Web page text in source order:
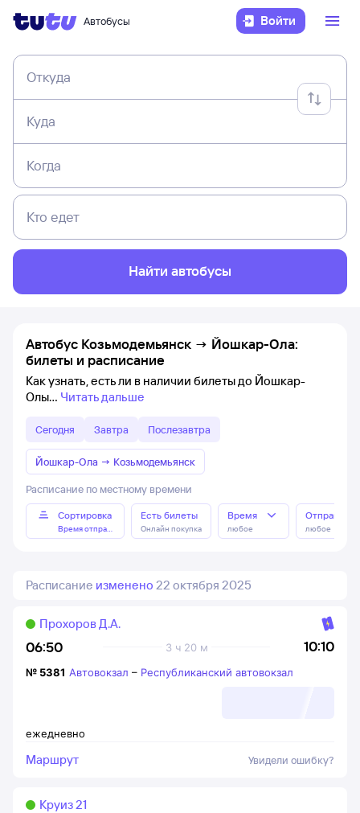
Автобусы Войти
Откуда
Куда
Когда
Кто едет
Найти автобусы
Автобус Козьмодемьянск → Йошкар-Ола:
билеты и расписание
Как узнать, есть ли в наличии билеты до Йошкар-
Олы
Читать дальше
Сегодня Завтра Послезавтра
Йошкар-Ола → Козьмодемьянск
Расписание по местному времени
Сортировка
Время отправления
Есть билеты
Онлайн покупка
Время
любое любое
Расписание изменено 22 октября 2025
06:50 10:10
3 ч 20 м
Прохоров Д.А.
ежедневно
№ 5381 Автовокзал – Республиканский автовокзал
Маршрут Увидели ошибку?
Круиз 21